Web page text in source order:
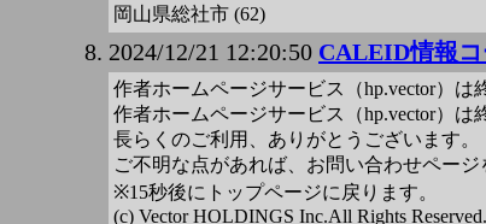
岡山県総社市 (62)
2024/12/21 12:20:50 CALEID情報
作者ホームページサービス（hp.vector）は
作者ホームページサービス（hp.vector）は
長らくのご利用、ありがとうございます。
ご不明な点があれば、お問い合わせペー
※15秒後にトップページに戻ります。
(c) Vector HOLDINGS Inc.All Rights Reserved.